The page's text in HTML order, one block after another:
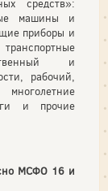
средств»:
машины и
приборы и
и
рабочий,
и прочие
МСФО 16 и